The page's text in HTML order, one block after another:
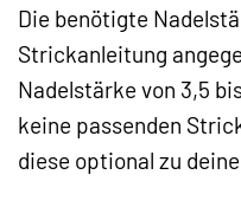
Die benötigte
Strickanleitung
Nadelstärke von 3,5
keine passenden
diese optional zu